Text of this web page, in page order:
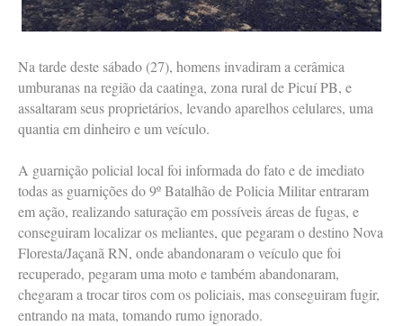
Na tarde deste sábado (27), homens invadiram a cerâmica
umburanas na região da caatinga, zona rural de Picuí PB, e
assaltaram seus proprietários, levando aparelhos celulares, uma
quantia em dinheiro e um veículo.
A guarnição policial local foi informada do fato e de imediato
todas as guarnições do 9º Batalhão de Policia Militar entraram
em ação, realizando saturação em possíveis áreas de fugas, e
conseguiram localizar os meliantes, que pegaram o destino Nova
Floresta/Jaçanã RN, onde abandonaram o veículo que foi
recuperado, pegaram uma moto e também abandonaram,
chegaram a trocar tiros com os policiais, mas conseguiram fugir,
entrando na mata, tomando rumo ignorado.